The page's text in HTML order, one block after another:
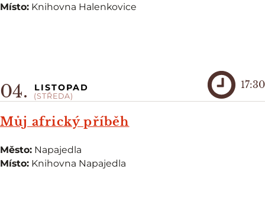
Místo: Knihovna Halenkovice
Můj africký příběh
04. LISTOPAD
(STŘEDA)
17:30
Město: Napajedla
Místo: Knihovna Napajedla